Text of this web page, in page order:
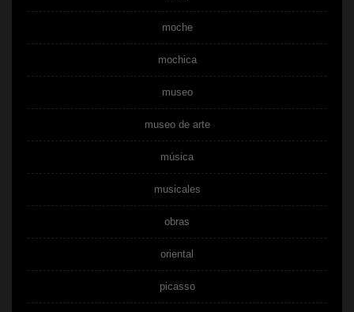
moche
mochica
museo
museo de arte
música
musicales
obras
oriental
picasso